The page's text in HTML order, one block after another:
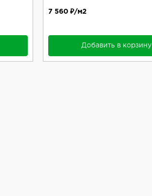
7 560 ₽/м2
Добавить в корзину